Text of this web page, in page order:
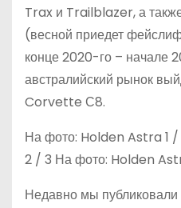
Trax и Trailblazer, а
(весной приедет
конце 2020-го – начале
австралийский рынок
Corvette С8.
На фото: Holden Astra 1 /
2 / 3 На фото: Holden
Недавно мы